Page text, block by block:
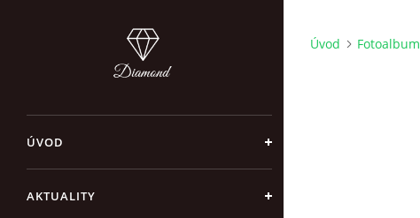
ÚVOD
AKTUALITY
Úvod Fotoalbum